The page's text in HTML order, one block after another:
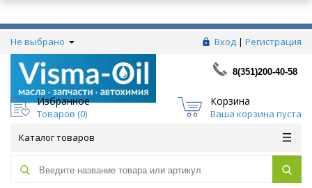
Не выбрано Вход | Регистрация
8(351)200-40-58
Избранное
Товаров (0)
Корзина
Ваша корзина пуста
Каталог товаров